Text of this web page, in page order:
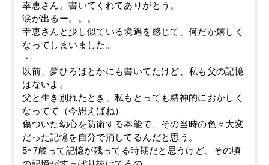
幸恵さん。書いてくれてありがとう。
涙が出るー。。。
幸恵さんと少し似ている境遇を感じて、何だか嬉しく
なってしまいました。
・
以前、夢ひろばとかにも書いてたけど、私も父の記憶
はないよ。
父と生き別れたとき、私もとっても精神的におかしく
なってて（今思えばね）
傷ついた幼心を防衛する本能で、その当時の色々大変
だった記憶を自分で消してるんだと思う。
5~7歳って記憶が残ってる時期だと思うけど、その頃